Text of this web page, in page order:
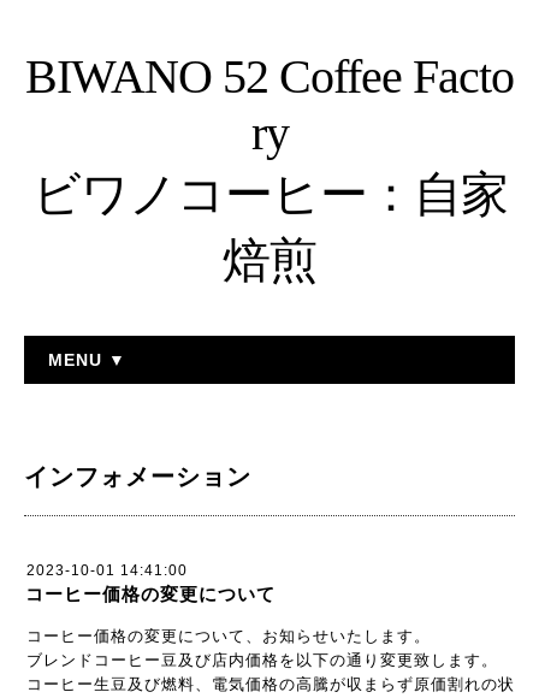
BIWANO 52 Coffee Facto
ry
ビワノコーヒー：自家
焙煎
MENU ▼
インフォメーション
2023-10-01 14:41:00
コーヒー価格の変更について
コーヒー価格の変更について、お知らせいたします。
ブレンドコーヒー豆及び店内価格を以下の通り変更致します。
コーヒー生豆及び燃料、電気価格の高騰が収まらず原価割れの状